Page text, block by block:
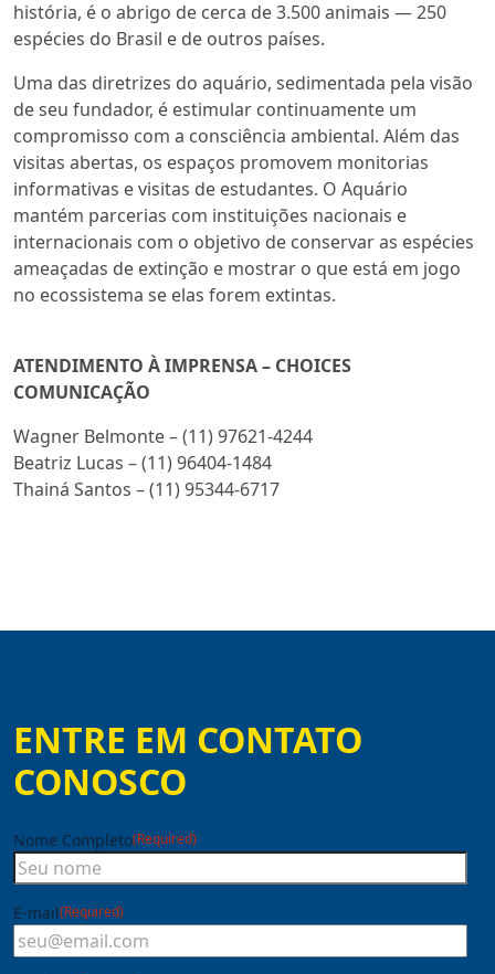
história, é o abrigo de cerca de 3.500 animais — 250
espécies do Brasil e de outros países.
Uma das diretrizes do aquário, sedimentada pela visão
de seu fundador, é estimular continuamente um
compromisso com a consciência ambiental. Além das
visitas abertas, os espaços promovem monitorias
informativas e visitas de estudantes. O Aquário
mantém parcerias com instituições nacionais e
internacionais com o objetivo de conservar as espécies
ameaçadas de extinção e mostrar o que está em jogo
no ecossistema se elas forem extintas.
ATENDIMENTO À IMPRENSA – CHOICES
COMUNICAÇÃO
Wagner Belmonte – (11) 97621-4244
Beatriz Lucas – (11) 96404-1484
Thainá Santos – (11) 95344-6717
ENTRE EM CONTATO
CONOSCO
Nome Completo(Required)
E-mail(Required)